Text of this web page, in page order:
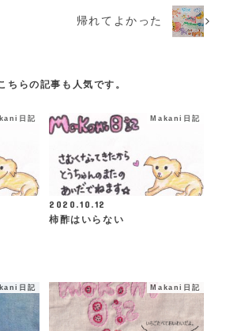
帰れてよかった
ちらの記事も人気です。
日記 Makani日記
2020.10.12
柿酢はいらない
日記 Makani日記